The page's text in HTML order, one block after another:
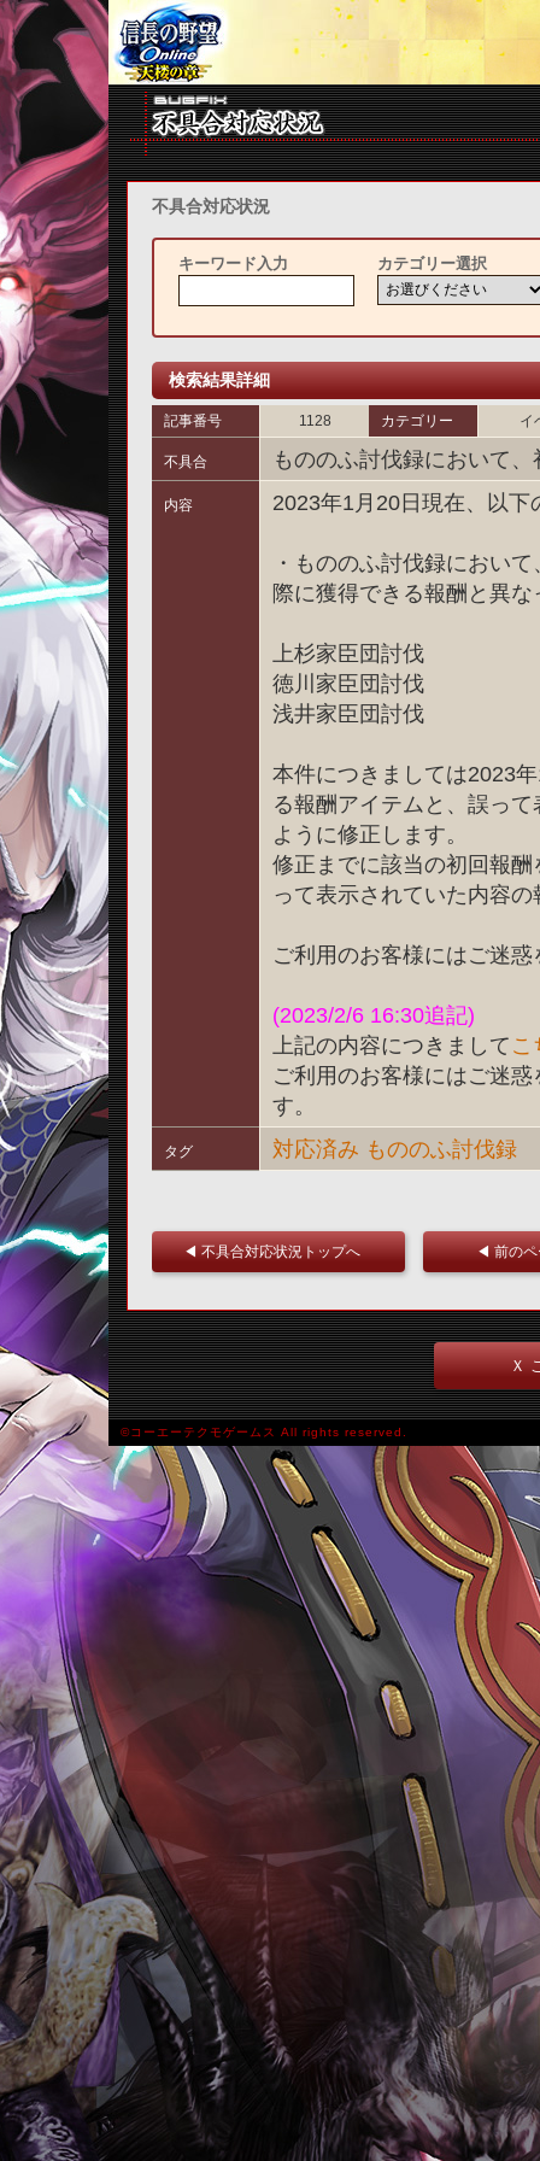
不具合対応状況
キーワード入力 カテゴリー選択
検索結果詳細
記事番号 1128 カテゴリー イ
不具合 もののふ討伐録において
内容 2023年1月20日現在、以
・もののふ討伐録におい
際に獲得できる報酬と異な
上杉家臣団討伐
徳川家臣団討伐
浅井家臣団討伐
本件につきましては2023
る報酬アイテムと、誤っ
ように修正します。
修正までに該当の初回報
って表示されていた内容
ご利用のお客様にはご迷
(2023/2/6 16:30追記)
上記の内容につきましてこ
ご利用のお客様にはご迷
す。
タグ 対応済み もののふ討伐録
◀ 不具合対応状況トップへ ◀ 前の
Ｘ